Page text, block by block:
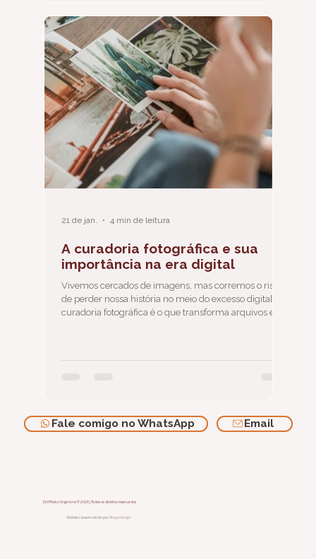
A curadoria fotográfica e sua
importância na era digital
Vivemos cercados de imagens, mas corremos o risco
de perder nossa história no meio do excesso digital. A
curadoria fotográfica é o que transforma arquivos em
21 de jan. 4 min de leitura
Fale comigo no WhatsApp Email
Dri Photo Organizer© 2026 | Todos os direitos reservados
Website desenvolvido por Borgesdesign